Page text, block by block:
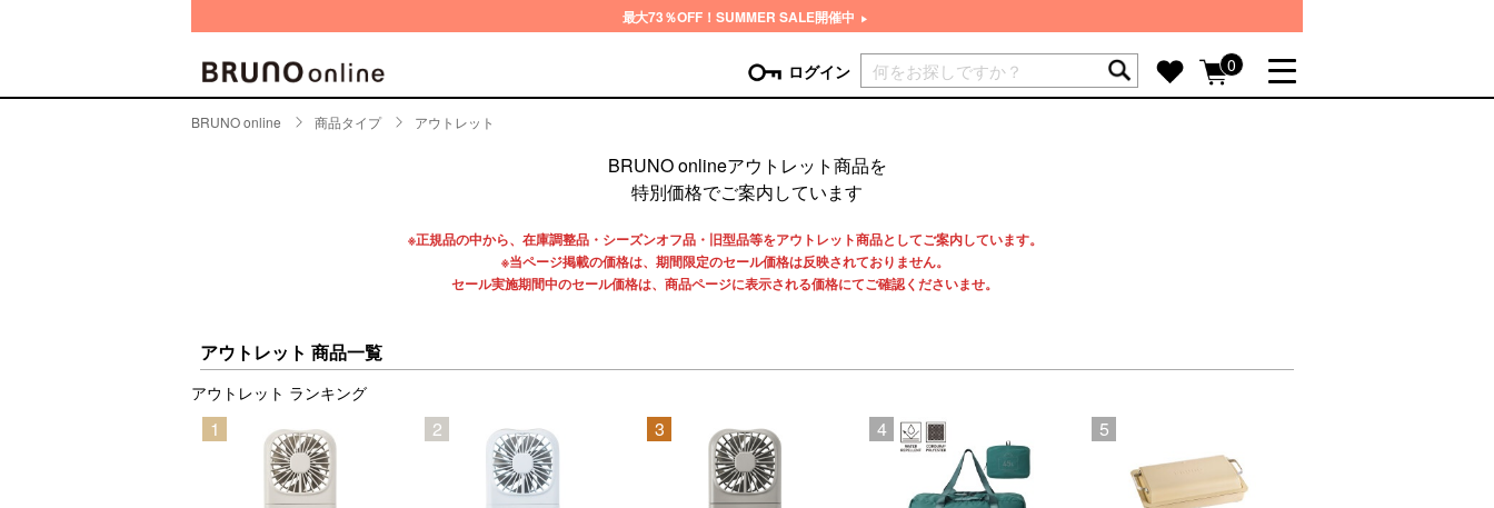
最大73％OFF！SUMMER SALE開催中
ログイン
ログイン
パスワードをお忘れの方はこちら＞
0
現在カートには商品が入っていません。
特集一覧
ランキング
more
キッチン家電
インテリア
時計
生活家電
ピクニックアイテム more
ランチバッグ・クーラートート
その他ピクニックアイテム
ビューティー more
ヘアケア
ハンドケア
more
BRUNO online 商品タイプ アウトレット
BRUNO onlineアウトレット商品を
特別価格でご案内しています
※正規品の中から、在庫調整品・シーズンオフ品・旧型品等をアウトレット商品としてご案内しています。
※当ページ掲載の価格は、期間限定のセール価格は反映されておりません。
セール実施期間中のセール価格は、商品ページに表示される価格にてご確認くださいませ。
アウトレット 商品一覧
アウトレット ランキング
1 2 3 4 5